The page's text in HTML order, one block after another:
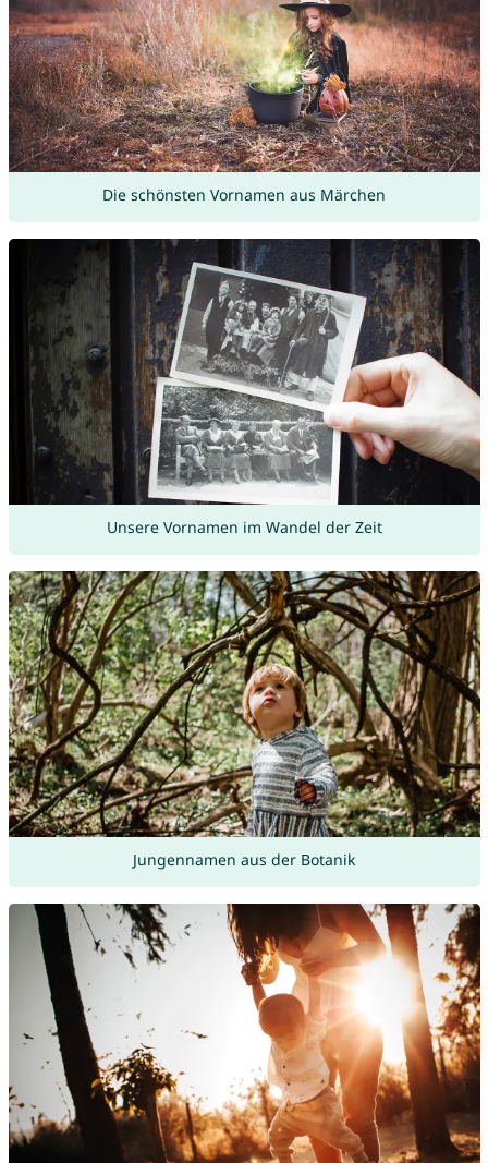
Die schönsten Vornamen aus Märchen
Unsere Vornamen im Wandel der Zeit
Jungennamen aus der Botanik